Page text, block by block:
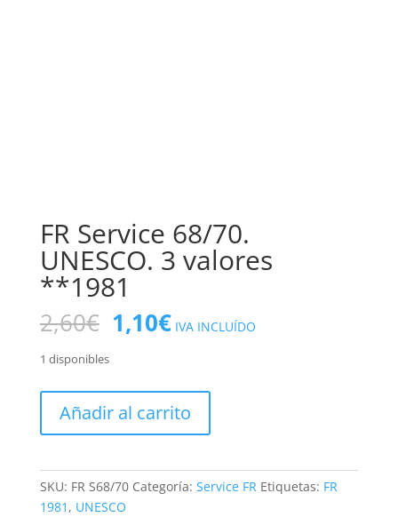
FR Service 68/70.
UNESCO. 3 valores
**1981
2,60€ El
precio
era:
2,60€.
1,10€El
precio
es:
1,10€.
IVA INCLUÍDO
1 disponibles
Service
3
valores
Añadir al carrito
SKU: FR S68/70 Categoría: Service FR Etiquetas: FR
1981 , UNESCO